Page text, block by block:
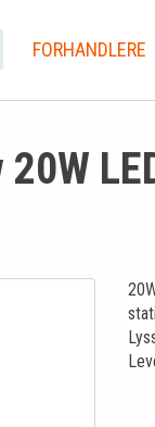
FORHANDLERE